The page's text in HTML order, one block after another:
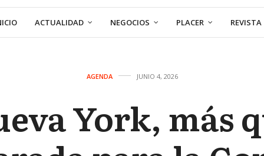
ACTUALIDAD NEGOCIOS PLACER REVISTA
AGENDA JUNIO 4, 2026
York, más